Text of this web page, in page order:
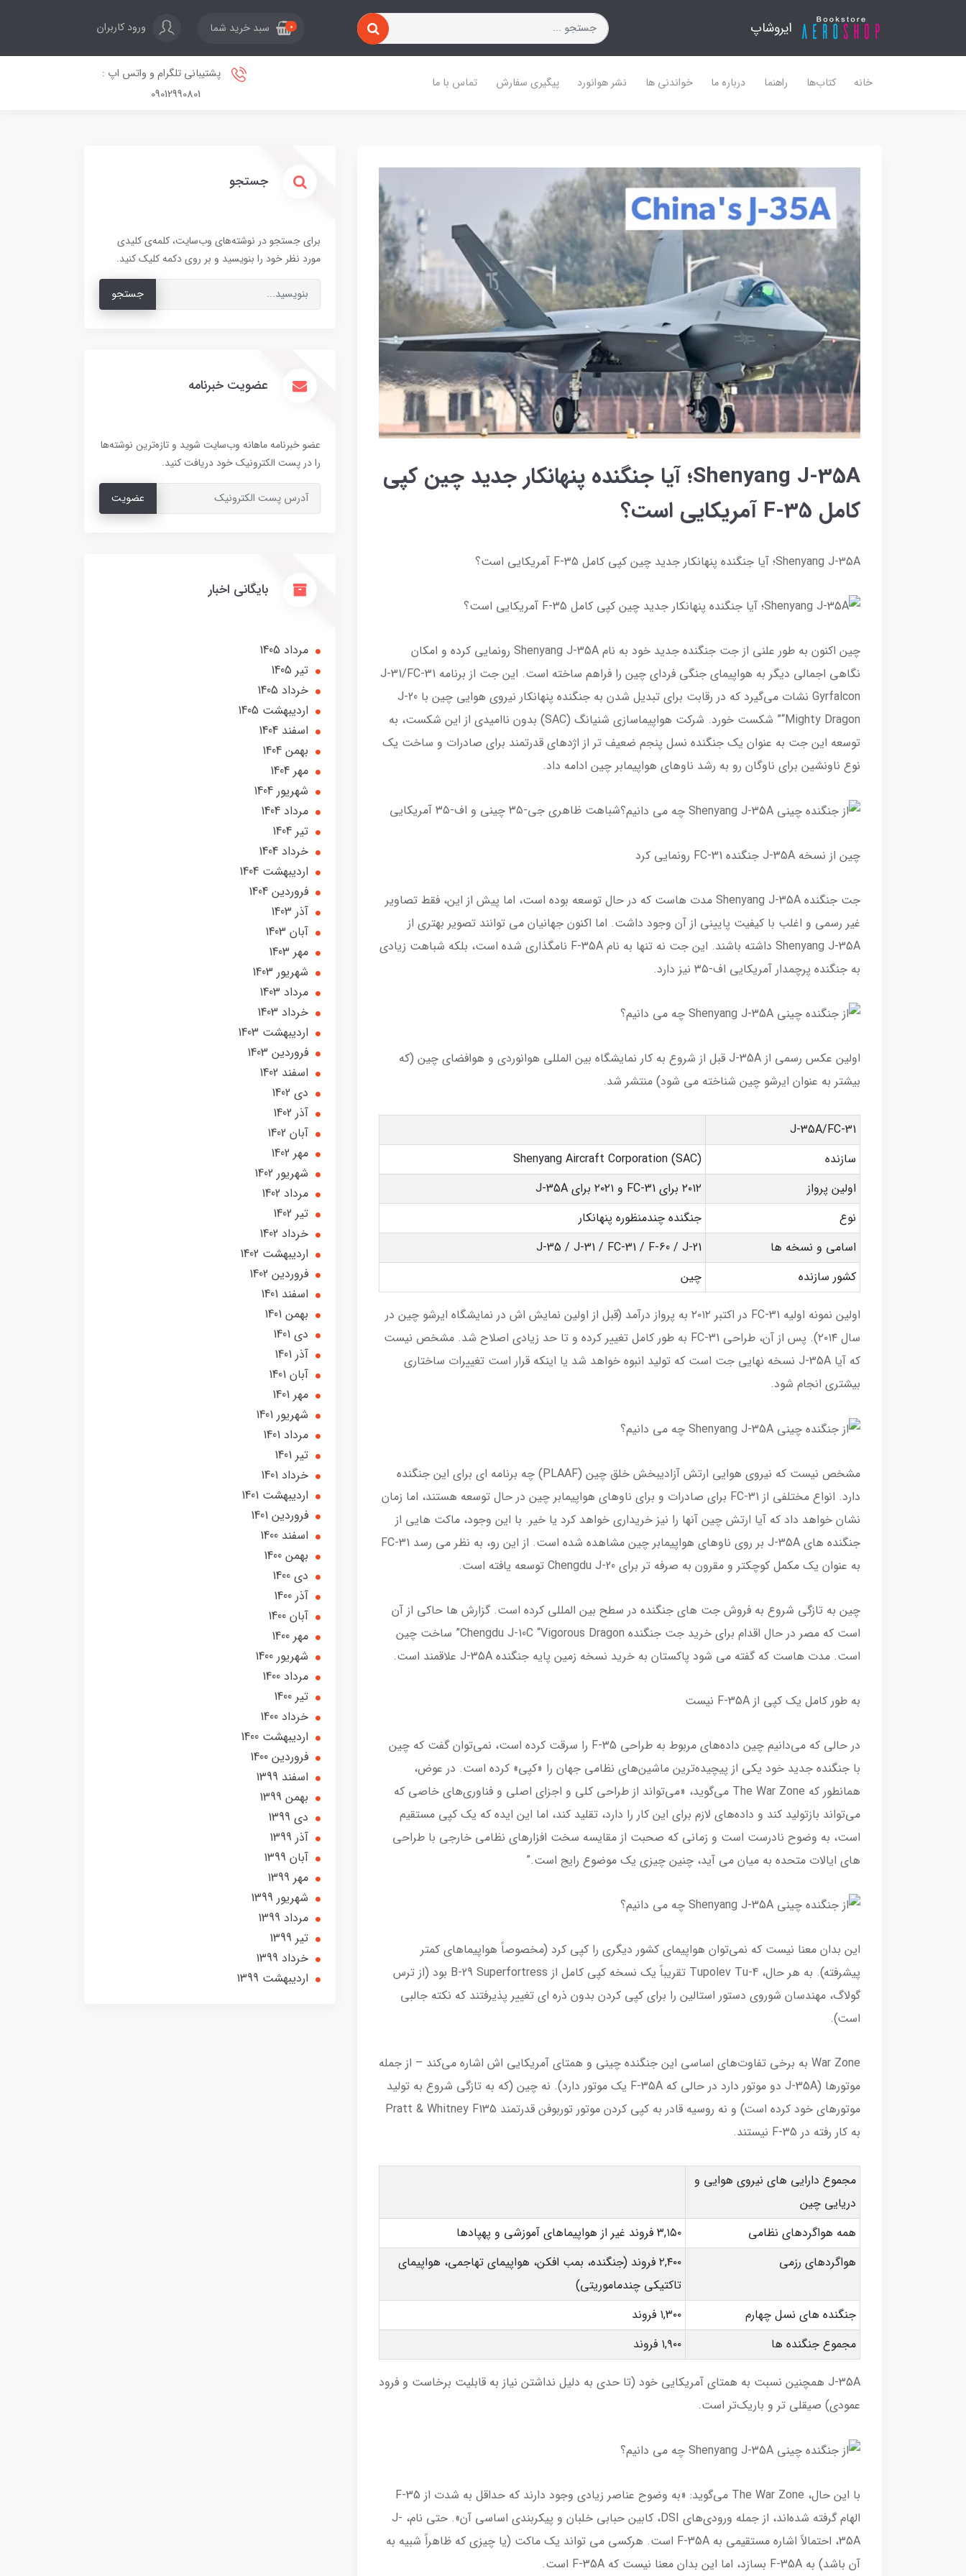
ایروشاپ 0 سبد خرید شما ورود کاربران
خانه کتاب‌ها راهنما درباره ما خواندنی ها نشر هوانورد پیگیری سفارش تماس با ما
پشتیبانی تلگرام و واتس اپ :
09012990801
Shenyang J-35A؛ آیا جنگنده پنهانکار جدید چین کپی
کامل F-35 آمریکایی است؟
Shenyang J-35A؛ آیا جنگنده پنهانکار جدید چین کپی کامل F-35 آمریکایی است؟
چین اکنون به طور علنی از جت جنگنده جدید خود به نام Shenyang J-35A رونمایی کرده و امکان
نگاهی اجمالی دیگر به هواپیمای جنگی فردای چین را فراهم ساخته است. این جت از برنامه J-31/FC-31
Gyrfalcon نشات می‌گیرد که در رقابت برای تبدیل شدن به جنگنده پنهانکار نیروی هوایی چین با J-20
“Mighty Dragon” شکست خورد. شرکت هواپیماسازی شنیانگ (SAC) بدون ناامیدی از این شکست، به
توسعه این جت به عنوان یک جنگنده نسل پنجم ضعیف تر از اژدهای قدرتمند برای صادرات و ساخت یک
نوع ناونشین برای ناوگان رو به رشد ناوهای هواپیمابر چین ادامه داد.
شباهت ظاهری جی-۳۵ چینی و اف-۳۵ آمریکایی
چین از نسخه J-35A جنگنده FC-31 رونمایی کرد
جت جنگنده Shenyang J-35A مدت هاست که در حال توسعه بوده است، اما پیش از این، فقط تصاویر
غیر رسمی و اغلب با کیفیت پایینی از آن وجود داشت. اما اکنون جهانیان می توانند تصویر بهتری از
Shenyang J-35A داشته باشند. این جت نه تنها به نام F-35A نامگذاری شده است، بلکه شباهت زیادی
به جنگنده پرچمدار آمریکایی اف-۳۵ نیز دارد.
اولین عکس رسمی از J-35A قبل از شروع به کار نمایشگاه بین المللی هوانوردی و هوافضای چین (که
بیشتر به عنوان ایرشو چین شناخته می شود) منتشر شد.
J-35A/FC-31
سازنده
Shenyang Aircraft Corporation (SAC)
اولین پرواز
۲۰۱۲ برای FC-31 و ۲۰۲۱ برای J-35A
نوع
جنگنده چندمنظوره پنهانکار
اسامی و نسخه ها
J-35 / J-31 / FC-31 / F-60 / J-21
کشور سازنده
چین
اولین نمونه اولیه FC-31 در اکتبر ۲۰۱۲ به پرواز درآمد (قبل از اولین نمایش اش در نمایشگاه ایرشو چین در
سال ۲۰۱۴). پس از آن، طراحی FC-31 به طور کامل تغییر کرده و تا حد زیادی اصلاح شد. مشخص نیست
که آیا J-35A نسخه نهایی جت است که تولید انبوه خواهد شد یا اینکه قرار است تغییرات ساختاری
بیشتری انجام شود.
مشخص نیست که نیروی هوایی ارتش آزادیبخش خلق چین (PLAAF) چه برنامه ای برای این جنگنده
دارد. انواع مختلفی از FC-31 برای صادرات و برای ناوهای هواپیمابر چین در حال توسعه هستند، اما زمان
نشان خواهد داد که آیا ارتش چین آنها را نیز خریداری خواهد کرد یا خیر. با این وجود، ماکت هایی از
جنگنده های J-35A بر روی ناوهای هواپیمابر چین مشاهده شده است. از این رو، به نظر می رسد FC-31
به عنوان یک مکمل کوچکتر و مقرون به صرفه تر برای Chengdu J-20 توسعه یافته است.
چین به تازگی شروع به فروش جت های جنگنده در سطح بین المللی کرده است. گزارش ها حاکی از آن
است که مصر در حال اقدام برای خرید جت جنگنده Chengdu J-10C “Vigorous Dragon” ساخت چین
است. مدت هاست که گفته می شود پاکستان به خرید نسخه زمین پایه جنگنده J-35A علاقمند است.
به طور کامل یک کپی از F-35A نیست
در حالی که می‌دانیم چین داده‌های مربوط به طراحی F-35 را سرقت کرده است، نمی‌توان گفت که چین
با جنگنده جدید خود یکی از پیچیده‌ترین ماشین‌های نظامی جهان را «کپی» کرده است. در عوض،
همانطور که The War Zone می‌گوید، «می‌تواند از طراحی کلی و اجزای اصلی و فناوری‌های خاصی که
می‌تواند بازتولید کند و داده‌های لازم برای این کار را دارد، تقلید کند، اما این ایده که یک کپی مستقیم
است، به وضوح نادرست است و زمانی که صحبت از مقایسه سخت افزارهای نظامی خارجی با طراحی
های ایالات متحده به میان می آید، چنین چیزی یک موضوع رایج است.”
این بدان معنا نیست که نمی‌توان هواپیمای کشور دیگری را کپی کرد (مخصوصاً هواپیماهای کمتر
پیشرفته). به هر حال، Tupolev Tu-4 تقریباً یک نسخه کپی کامل از B-29 Superfortress بود (از ترس
گولاگ، مهندسان شوروی دستور استالین را برای کپی کردن بدون ذره ای تغییر پذیرفتند که نکته جالبی
است).
War Zone به برخی تفاوت‌های اساسی این جنگنده چینی و همتای آمریکایی اش اشاره می‌کند – از جمله
موتورها (J-35A دو موتور دارد در حالی که F-35A یک موتور دارد). نه چین (که به تازگی شروع به تولید
موتورهای خود کرده است) و نه روسیه قادر به کپی کردن موتور توربوفن قدرتمند Pratt & Whitney F135
به کار رفته در F-35 نیستند.
مجموع دارایی های نیروی هوایی و
دریایی چین
همه هواگردهای نظامی
۳,۱۵۰ فروند غیر از هواپیماهای آموزشی و پهپادها
هواگردهای رزمی
۲,۴۰۰ فروند (جنگنده، بمب افکن، هواپیمای تهاجمی، هواپیمای
تاکتیکی چندماموریتی)
جنگنده های نسل چهارم
۱,۳۰۰ فروند
مجموع جنگنده ها
۱,۹۰۰ فروند
J-35A همچنین نسبت به همتای آمریکایی خود (تا حدی به دلیل نداشتن نیاز به قابلیت برخاست و فرود
عمودی) صیقلی تر و باریک‌تر است.
با این حال، The War Zone می‌گوید: «به وضوح عناصر زیادی وجود دارند که حداقل به شدت از F-35
الهام گرفته شده‌اند، از جمله ورودی‌های DSI، کابین حبابی خلبان و پیکربندی اساسی آن». حتی نام، J-
35A، احتمالاً اشاره مستقیمی به F-35A است. هرکسی می تواند یک ماکت (یا چیزی که ظاهراً شبیه به
آن باشد) به F-35A بسازد، اما این بدان معنا نیست که F-35A است.
جستجو
برای جستجو در نوشته‌های وب‌سایت، کلمه‌ی کلیدی
مورد نظر خود را بنویسید و بر روی دکمه کلیک کنید.
جستجو
عضویت خبرنامه
عضو خبرنامه ماهانه وب‌سایت شوید و تازه‌ترین نوشته‌ها
را در پست الکترونیک خود دریافت کنید.
عضویت
بایگانی اخبار
مرداد 1405
تير 1405
خرداد 1405
ارديبهشت 1405
اسفند 1404
بهمن 1404
مهر 1404
شهریور 1404
مرداد 1404
تير 1404
خرداد 1404
ارديبهشت 1404
فروردین 1404
آذر 1403
آبان 1403
مهر 1403
شهریور 1403
مرداد 1403
خرداد 1403
ارديبهشت 1403
فروردین 1403
اسفند 1402
دی 1402
آذر 1402
آبان 1402
مهر 1402
شهریور 1402
مرداد 1402
تير 1402
خرداد 1402
ارديبهشت 1402
فروردین 1402
اسفند 1401
بهمن 1401
دی 1401
آذر 1401
آبان 1401
مهر 1401
شهریور 1401
مرداد 1401
تير 1401
خرداد 1401
ارديبهشت 1401
فروردین 1401
اسفند 1400
بهمن 1400
دی 1400
آذر 1400
آبان 1400
مهر 1400
شهریور 1400
مرداد 1400
تير 1400
خرداد 1400
ارديبهشت 1400
فروردین 1400
اسفند 1399
بهمن 1399
دی 1399
آذر 1399
آبان 1399
مهر 1399
شهریور 1399
مرداد 1399
تير 1399
خرداد 1399
ارديبهشت 1399